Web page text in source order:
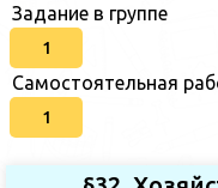
Задание в группе
1
Самостоятельная
1